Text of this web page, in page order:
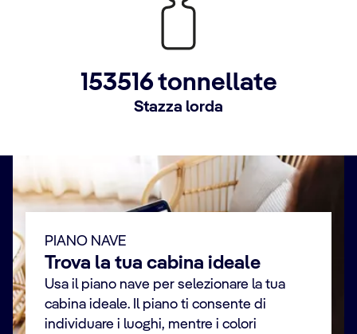
153516 tonnellate
Stazza lorda
PIANO NAVE
Trova la tua cabina ideale
Usa il piano nave per selezionare la tua
cabina ideale. Il piano ti consente di
individuare i luoghi, mentre i colori